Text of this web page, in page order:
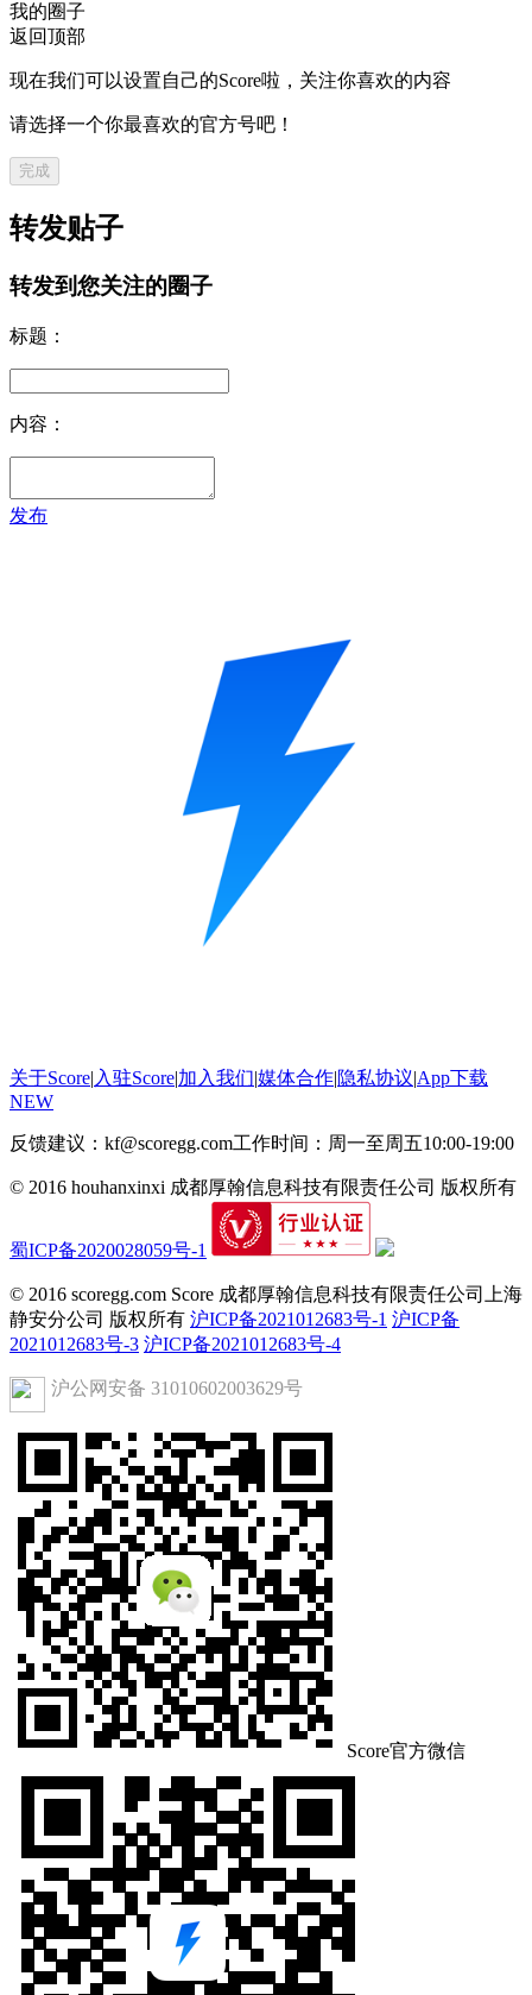
我的圈子
返回顶部
现在我们可以设置自己的Score啦，关注你喜欢的内容
请选择一个你最喜欢的官方号吧！
完成
转发贴子
转发到您关注的圈子
标题：
内容：
发布
关于Score| 入驻Score|加入我们|媒体合作|隐私协议|App下载
NEW
反馈建议：kf@scoregg.com工作时间：周一至周五10:00-19:00
© 2016 houhanxinxi 成都厚翰信息科技有限责任公司 版权所有
蜀ICP备2020028059号-1
© 2016 scoregg.com Score 成都厚翰信息科技有限责任公司上海
静安分公司 版权所有 沪ICP备2021012683号-1 沪ICP备
2021012683号-3 沪ICP备2021012683号-4
沪公网安备 31010602003629号
Score官方微信